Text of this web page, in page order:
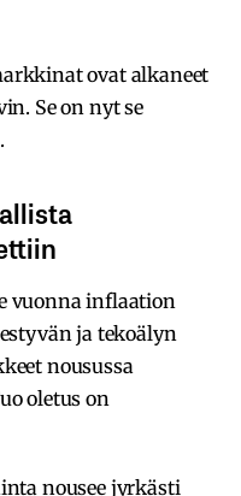
ovat alkaneet
Se on nyt se
vuonna inflaation
ja tekoälyn
nousussa
oletus on
nousee jyrkästi